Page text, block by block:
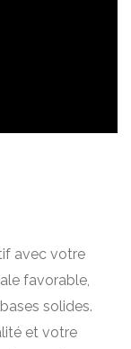
avec votre
favorable,
solides.
et votre